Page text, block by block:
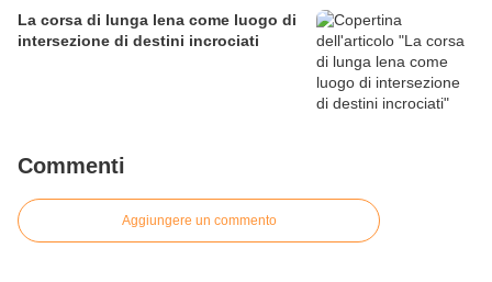
La corsa di lunga lena come luogo di
intersezione di destini incrociati
Commenti
Aggiungere un commento